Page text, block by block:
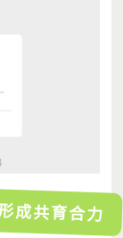
成共育合力